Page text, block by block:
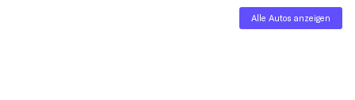
Alle Autos anzeigen